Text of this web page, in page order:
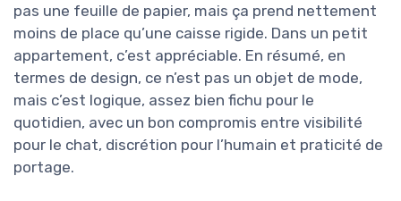
pas une feuille de papier, mais ça prend nettement
moins de place qu’une caisse rigide. Dans un petit
appartement, c’est appréciable. En résumé, en
termes de design, ce n’est pas un objet de mode,
mais c’est logique, assez bien fichu pour le
quotidien, avec un bon compromis entre visibilité
pour le chat, discrétion pour l’humain et praticité de
portage.